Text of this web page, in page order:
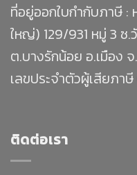
ที่อยู่ออกใบกำกับภาษี :
ใหญ่) 129/931 หมู่ 3 ซ.
ต.บางรักน้อย อ.เมือง
เลขประจำตัวผู้เสียภา
ติดต่อเรา